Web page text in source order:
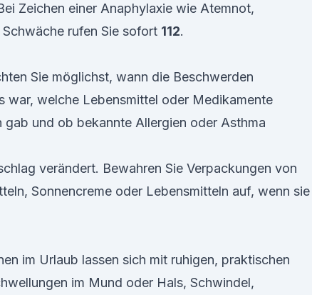
Zeichen einer Anaphylaxie wie Atemnot,
rufen Sie sofort 112.
Sie möglichst, wann die Beschwerden
war, welche Lebensmittel oder Medikamente
und ob bekannte Allergien oder Asthma
verändert. Bewahren Sie Verpackungen von
Sonnencreme oder Lebensmitteln auf, wenn sie
im Urlaub lassen sich mit ruhigen, praktischen
im Mund oder Hals, Schwindel,